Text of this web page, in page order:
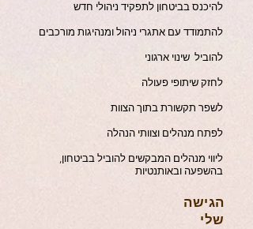
להיכנס בביטחון לתפקיד ניהולי חדש
להתמודד עם אתגרי ניהול ומנהיגות מורכבים
להוביל שינוי ארגוני
לחזק שיתופי פעולה
לשפר תקשורת בתוך הצוות
לפתח מנהלים וצוותי הנהלה
ליווי מנהלים המבקשים להוביל בביטחון,
בהשפעה ובאותנטיות
הגישה
שלי